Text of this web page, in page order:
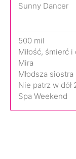
Sunny Dancer
500 mil
Miłość, śmierć
Mira
Młodsza siostra
Nie patrz w dół
Spa Weekend